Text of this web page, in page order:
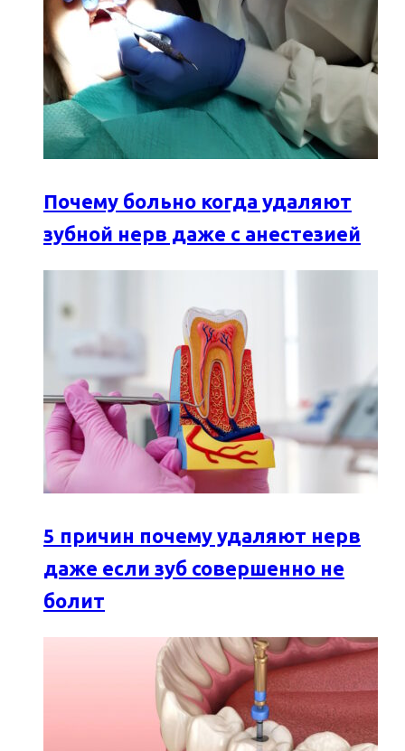
Почему больно когда удаляют
зубной нерв даже с анестезией
5 причин почему удаляют нерв
даже если зуб совершенно не
болит